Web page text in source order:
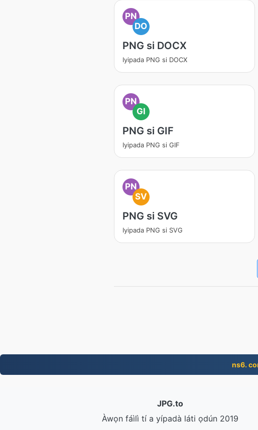
PN
DO
PNG si DOCX
Iyipada PNG si DOCX
PN
GI
PNG si GIF
Iyipada PNG si GIF
PN
SV
PNG si SVG
Iyipada PNG si SVG
ns6.
JPG.to
Àwọn fáìlì tí a yípadà láti ọdún 2019